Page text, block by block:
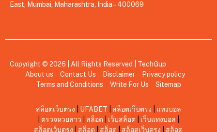
East, Mumbai, Maharashtra, India – 400069
Copyright © 2026 | All Rights Reserved | TechGup
About us
Contact Us Disclaimer
Privacy policy
Terms and Conditions
Write For Us Sitemap
สล็อตเว็บตรง UFABET สล็อตเว็บตรง
แทงบอล
ตรวจหวยลาว สล็อต เว็บสล็อต เว็บแทงบอล
สล็อตเว็บตรง
สล็อต สล็อต สล็อตเว็บตรง
สล็อต